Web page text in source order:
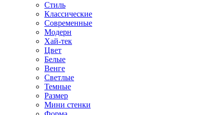
Стиль
Классические
Современные
Модерн
Хай-тек
Цвет
Белые
Венге
Светлые
Темные
Размер
Мини стенки